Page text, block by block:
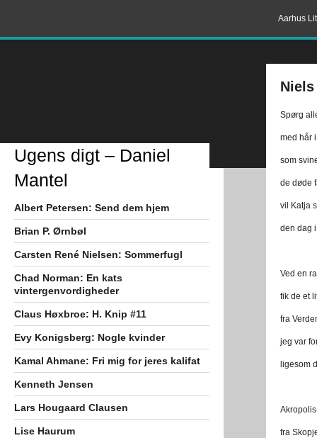
Aarhus
Spørg
med hår
som
de døde
vil Katja
den dag
Ved en
fik de et
fra
jeg var
ligesom
fra
Ugens digt – Daniel
Mantel
Albert Petersen: Send dem hjem
Brian P. Ørnbøl
Carsten René Nielsen: Sommerfugl
Chad Norman: En kats
vintergenvordigheder
Claus Høxbroe: H. Knip #11
Evy Konigsberg: Nogle kvinder
Kamal Ahmane: Fri mig for jeres kalifat
Kenneth Jensen
Lars Hougaard Clausen
Lise Haurum